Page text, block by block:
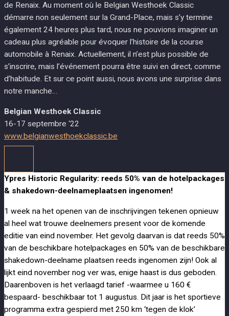
de Renaix. Au moment où le Belgian Westhoek Classic
démarre non seulement sur la Grand-Place, mais s’y termine
également 24 heures plus tard, nous ne pouvions imaginer un
cadeau plus agréable pour évoquer l’histoire de la course
automobile à Renaix. Actuellement, il n’est plus possible de
s’inscrire, mais l’événement pourra être suivi en direct, comme
d’habitude. Et sur ce point aussi, nous avons une surprise dans
notre manche…
Belgian Westhoek Classic
16-17 septembre ‘22
www.belgianwesthoekclassic.be
Ypres Historic Regularity: reeds 50% van de hotelpackages
& shakedown-deelnameplaatsen ingenomen!
1 week na het openen van de inschrijvingen tekenen opnieuw
al heel wat trouwe deelnemers present voor de komende
editie van eind november. Het gevolg daarvan is dat reeds 50%
van de beschikbare hotelpackages en 50% van de beschikbare
shakedown-deelname plaatsen reeds ingenomen zijn! Ook al
lijkt eind november nog ver was, enige haast is dus geboden.
Daarenboven is het verlaagd tarief -waarmee u 160 €
bespaard- beschikbaar tot 1 augustus. Dit jaar is het sportieve
programma extra gespierd met 250 km ‘tegen de klok’